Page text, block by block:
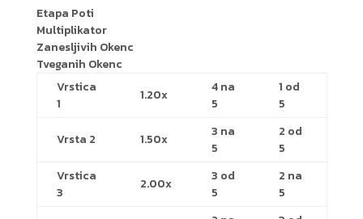
Etapa Poti
Multiplikator
Zanesljivih Okenc
Tveganih Okenc
Vrstica
1
1.20x
4 na
5
1 od
5
Vrsta 2 1.50x
3 na
5
2 od
5
Vrstica
3
2.00x
3 od
5
2 na
5